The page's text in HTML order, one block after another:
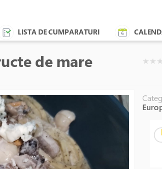
LISTA DE CUMPARATURI
de mare ( )
★( )
★( )
★